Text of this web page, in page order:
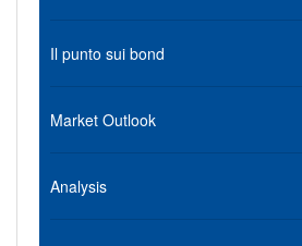
Il punto sui bond
Market Outlook
Analysis